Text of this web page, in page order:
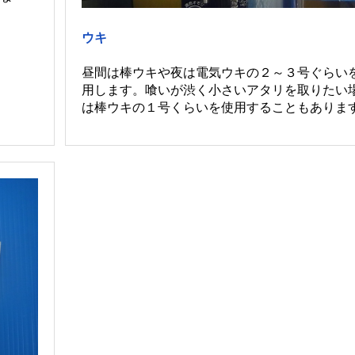
ウキ
昼間は棒ウキや夜は電気ウキの２～３号ぐらい
用します。喰いが渋く小さいアタリを取りたい
は棒ウキの１号くらいを使用することもありま